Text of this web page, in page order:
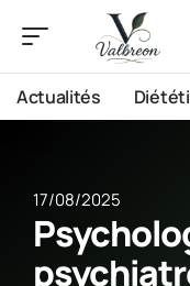
Actualités
17/08/2025